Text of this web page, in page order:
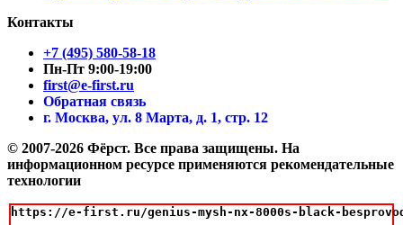
Контакты
+7 (495) 580-58-18
Пн-Пт 9:00-19:00
first@e-first.ru
Обратная связь
г. Москва, ул. 8 Марта, д. 1, стр. 12
© 2007-2026 Фёрст. Все права защищены. На
информационном ресурсе применяются рекомендательные
технологии
https://e-first.ru/genius-mysh-nx-8000s-black-